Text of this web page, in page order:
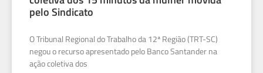
pelo Sindicato
O Tribunal Regional do Trabalho da 12ª Região (TRT-SC)
negou o recurso apresentado pelo Banco Santander na
ação coletiva dos